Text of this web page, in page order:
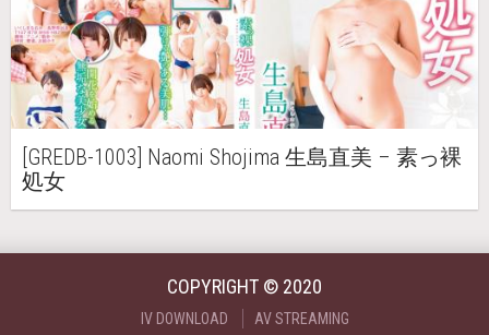
[GREDB-1003] Naomi Shojima 生島直美 – 素っ裸
処女
COPYRIGHT © 2020
IV DOWNLOAD AV STREAMING